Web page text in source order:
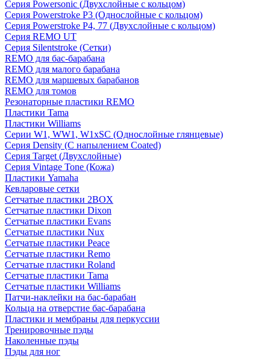
Серия Powersonic (Двухслойные с кольцом)
Серия Powerstroke P3 (Однослойные с кольцом)
Серия Powerstroke P4, 77 (Двухслойные с кольцом)
Серия REMO UT
Серия Silentstroke (Сетки)
REMO для бас-барабана
REMO для малого барабана
REMO для маршевых барабанов
REMO для томов
Резонаторные пластики REMO
Пластики Tama
Пластики Williams
Серии W1, WW1, W1xSC (Однослойные глянцевые)
Серия Density (C напылением Coated)
Серия Target (Двухслойные)
Серия Vintage Tone (Кожа)
Пластики Yamaha
Кевларовые сетки
Сетчатые пластики 2BOX
Сетчатые пластики Dixon
Сетчатые пластики Evans
Сетчатые пластики Nux
Сетчатые пластики Peace
Сетчатые пластики Remo
Сетчатые пластики Roland
Сетчатые пластики Tama
Сетчатые пластики Williams
Патчи-наклейки на бас-барабан
Кольца на отверстие бас-барабана
Пластики и мембраны для перкуссии
Тренировочные пэды
Наколенные пэды
Пэды для ног